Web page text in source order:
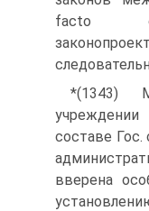
facto
*(1343)
составе
вверена